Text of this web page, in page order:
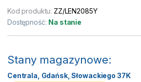
Kod produktu: ZZ/LEN2085Y
Dostępność: Na stanie
Stany magazynowe:
Centrala, Gdańsk, Słowackiego 37K